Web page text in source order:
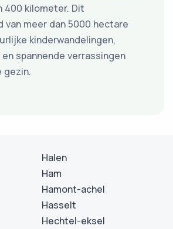
400 kilometer. Dit
van meer dan 5000 hectare
kinderwandelingen,
spannende verrassingen
gezin.
Halen
Ham
Hamont-achel
Hasselt
Hechtel-eksel